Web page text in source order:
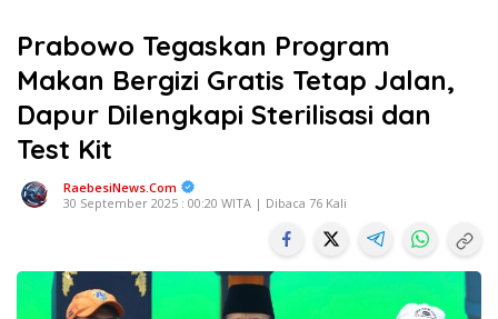
Prabowo Tegaskan Program
Makan Bergizi Gratis Tetap Jalan,
Dapur Dilengkapi Sterilisasi dan
Test Kit
RaebesiNews.Com
30 September 2025 : 00:20 WITA | Dibaca 76 Kali